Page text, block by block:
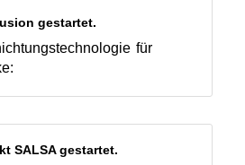
gestartet.
für
SALSA gestartet.